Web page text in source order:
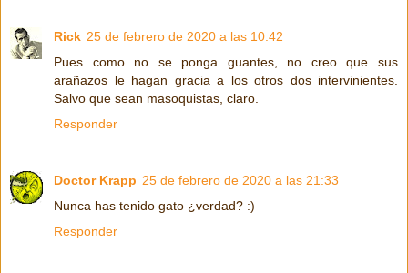
Rick 25 de febrero de 2020 a las 10:42
Pues como no se ponga guantes, no creo que sus
arañazos le hagan gracia a los otros dos intervinientes.
Salvo que sean masoquistas, claro.
Responder
Doctor Krapp 25 de febrero de 2020 a las 21:33
Nunca has tenido gato ¿verdad? :)
Responder